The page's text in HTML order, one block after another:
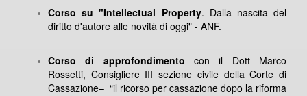
Corso su "Intellectual Property. Dalla nascita del
diritto d'autore alle novità di oggi" - ANF.
Corso di approfondimento con il Dott Marco
Rossetti, Consigliere III sezione civile della Corte di
Cassazione– “il ricorso per cassazione dopo la riforma